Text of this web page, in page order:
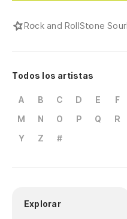
Rock and RollStone Sour
Todos los artistas
A B C D E F
M
N O P Q R
Y
Z #
Explorar